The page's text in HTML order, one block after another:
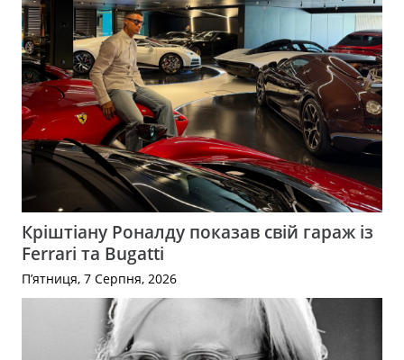
Кріштіану Роналду показав свій гараж із
Ferrari та Bugatti
П’ятниця, 7 Серпня, 2026